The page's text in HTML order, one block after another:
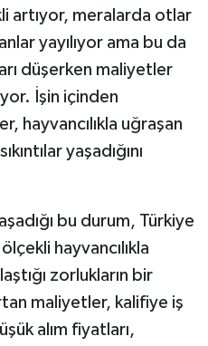
artıyor, meralarda otlar
yayılıyor ama bu da
düşerken maliyetler
İşin içinden
hayvancılıkla uğraşan
yaşadığını
bu durum, Türkiye
hayvancılıkla
zorlukların bir
maliyetler, kalifiye iş
alım fiyatları,